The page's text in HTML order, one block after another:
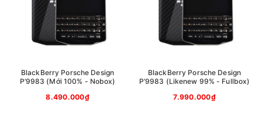
BlackBerry Porsche Design
P’9983 (Mới 100% - Nobox)
8.490.000₫
BlackBerry Porsche Design
P’9983 (Likenew 99% - Fullbox)
7.990.000₫